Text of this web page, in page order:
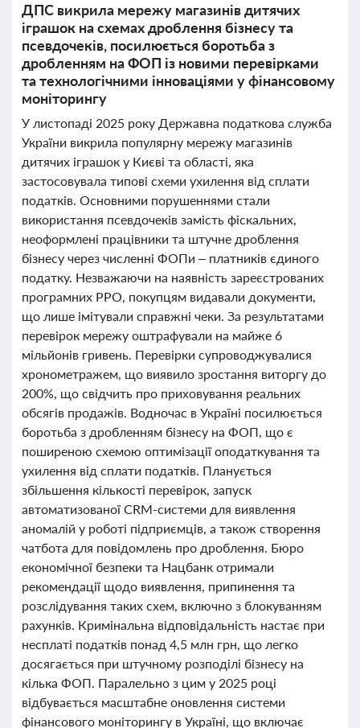
ДПС викрила мережу магазинів дитячих
іграшок на схемах дроблення бізнесу та
псевдочеків, посилюється боротьба з
дробленням на ФОП із новими перевірками
та технологічними інноваціями у фінансовому
моніторингу
У листопаді 2025 року Державна податкова служба
України викрила популярну мережу магазинів
дитячих іграшок у Києві та області, яка
застосовувала типові схеми ухилення від сплати
податків. Основними порушеннями стали
використання псевдочеків замість фіскальних,
неоформлені працівники та штучне дроблення
бізнесу через численні ФОПи – платників єдиного
податку. Незважаючи на наявність зареєстрованих
програмних РРО, покупцям видавали документи,
що лише імітували справжні чеки. За результатами
перевірок мережу оштрафували на майже 6
мільйонів гривень. Перевірки супроводжувалися
хронометражем, що виявило зростання виторгу до
200%, що свідчить про приховування реальних
обсягів продажів. Водночас в Україні посилюється
боротьба з дробленням бізнесу на ФОП, що є
поширеною схемою оптимізації оподаткування та
ухилення від сплати податків. Планується
збільшення кількості перевірок, запуск
автоматизованої CRM-системи для виявлення
аномалій у роботі підприємців, а також створення
чатбота для повідомлень про дроблення. Бюро
економічної безпеки та Нацбанк отримали
рекомендації щодо виявлення, припинення та
розслідування таких схем, включно з блокуванням
рахунків. Кримінальна відповідальність настає при
несплаті податків понад 4,5 млн грн, що легко
досягається при штучному розподілі бізнесу на
кілька ФОП. Паралельно з цим у 2025 році
відбувається масштабне оновлення системи
фінансового моніторингу в Україні, що включає